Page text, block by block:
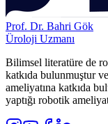
Prof. Dr. Bahri Gök
Üroloji Uzmanı
Bilimsel literatüre de
katkıda bulunmuştur
ameliyatına katkıda
yaptığı robotik